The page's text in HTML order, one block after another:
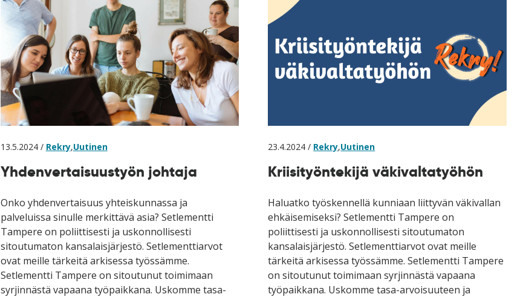
13.5.2024 / Rekry,Uutinen
Yhdenvertaisuustyön johtaja
Onko yhdenvertaisuus yhteiskunnassa ja
palveluissa sinulle merkittävä asia? Setlementti
Tampere on poliittisesti ja uskonnollisesti
sitoutumaton kansalaisjärjestö. Setlementtiarvot
ovat meille tärkeitä arkisessa työssämme.
Setlementti Tampere on sitoutunut toimimaan
syrjinnästä vapaana työpaikkana. Uskomme tasa-
23.4.2024 / Rekry,Uutinen
Kriisityöntekijä väkivaltatyöhön
Haluatko työskennellä kunniaan liittyvän väkivallan
ehkäisemiseksi? Setlementti Tampere on
poliittisesti ja uskonnollisesti sitoutumaton
kansalaisjärjestö. Setlementtiarvot ovat meille
tärkeitä arkisessa työssämme. Setlementti Tampere
on sitoutunut toimimaan syrjinnästä vapaana
työpaikkana. Uskomme tasa-arvoisuuteen ja